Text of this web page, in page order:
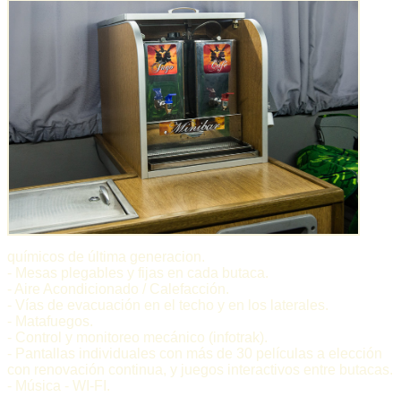
químicos de última generacion.
- Mesas plegables y fijas en cada butaca.
- Aire Acondicionado / Calefacción.
- Vías de evacuación en el techo y en los laterales.
- Matafuegos.
- Control y monitoreo mecánico (infotrak).
- Pantallas individuales con más de 30 películas a elección
con renovación continua, y juegos interactivos entre butacas.
- Música - WI-FI.